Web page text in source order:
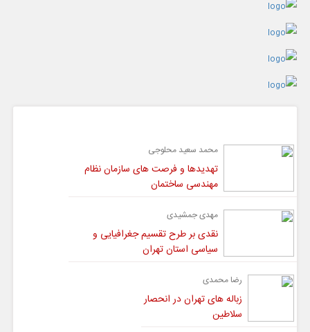
محمد سعید محلوجی
تهدیدها و فرصت های سازمان نظام
مهندسی ساختمان
مهدی جمشیدی
نقدی بر طرح تقسیم جغرافیایی و
سیاسی استان تهران
رضا محمدی
زباله های تهران در انحصار
سلاطین